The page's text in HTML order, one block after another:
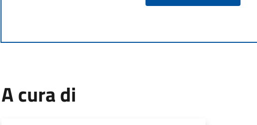
A cura di